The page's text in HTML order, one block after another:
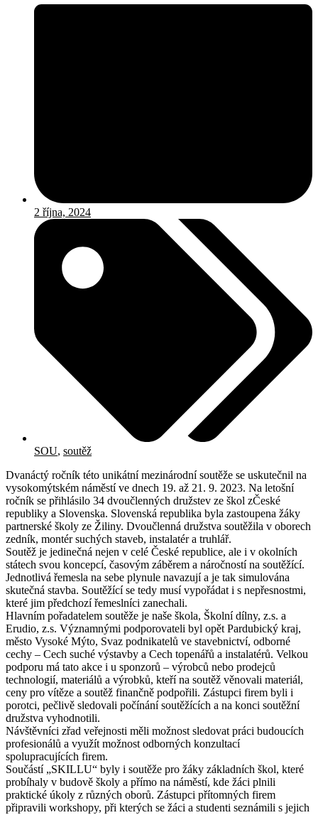
2 října, 2024
SOU, soutěž
Dvanáctý ročník této unikátní mezinárodní soutěže se uskutečnil na
vysokomýtském náměstí ve dnech 19. až 21. 9. 2023. Na letošní
ročník se přihlásilo 34 dvoučlenných družstev ze škol zČeské
republiky a Slovenska. Slovenská republika byla zastoupena žáky
partnerské školy ze Žiliny. Dvoučlenná družstva soutěžila v oborech
zedník, montér suchých staveb, instalatér a truhlář.
Soutěž je jedinečná nejen v celé České republice, ale i v okolních
státech svou koncepcí, časovým záběrem a náročností na soutěžící.
Jednotlivá řemesla na sebe plynule navazují a je tak simulována
skutečná stavba. Soutěžící se tedy musí vypořádat i s nepřesnostmi,
které jim předchozí řemeslníci zanechali.
Hlavním pořadatelem soutěže je naše škola, Školní dílny, z.s. a
Erudio, z.s. Významnými podporovateli byl opět Pardubický kraj,
město Vysoké Mýto, Svaz podnikatelů ve stavebnictví, odborné
cechy – Cech suché výstavby a Cech topenářů a instalatérů. Velkou
podporu má tato akce i u sponzorů – výrobců nebo prodejců
technologií, materiálů a výrobků, kteří na soutěž věnovali materiál,
ceny pro vítěze a soutěž finančně podpořili. Zástupci firem byli i
porotci, pečlivě sledovali počínání soutěžících a na konci soutěžní
družstva vyhodnotili.
Návštěvníci zřad veřejnosti měli možnost sledovat práci budoucích
profesionálů a využít možnost odborných konzultací
spolupracujících firem.
Součástí „SKILLU“ byly i soutěže pro žáky základních škol, které
probíhaly v budově školy a přímo na náměstí, kde žáci plnili
praktické úkoly z různých oborů. Zástupci přítomných firem
připravili workshopy, při kterých se žáci a studenti seznámili s jejich